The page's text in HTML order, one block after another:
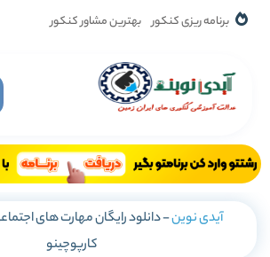
برنامه ریزی کنکور بهترین مشاور کنکور
آیدی نوین-دانلود رایگان مهارت های
کارپوچینو